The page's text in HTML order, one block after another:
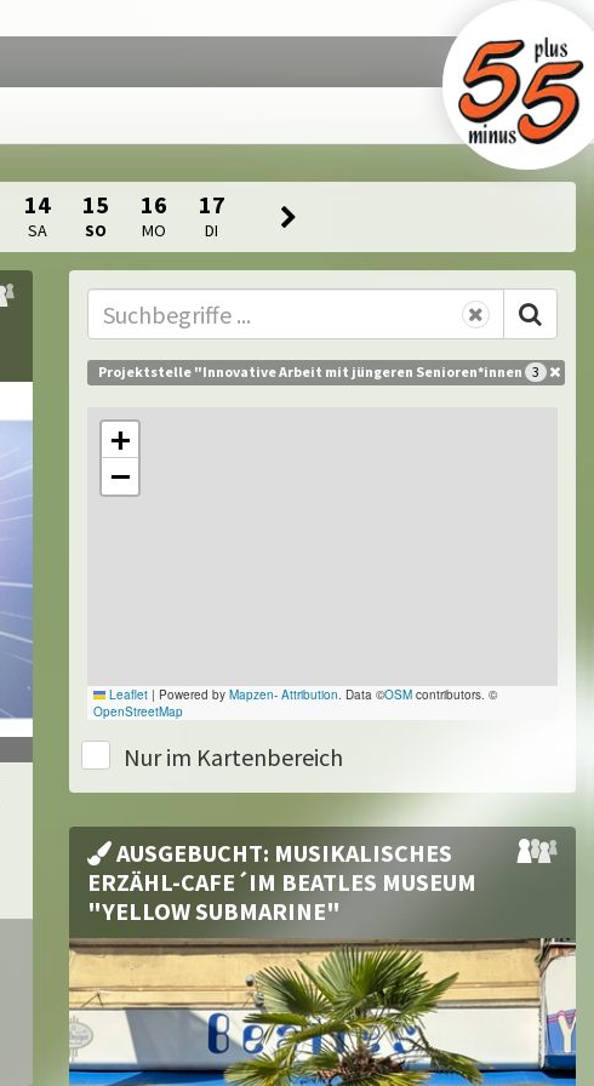
14
SA
15
SO
16
MO
17
DI
Projektstelle "Innovative Arbeit mit jüngeren Senioren*innen 3
+
−
Leaflet | Powered by Mapzen- Attribution. Data ©OSM contributors. ©
OpenStreetMap
Nur im Kartenbereich
AUSGEBUCHT: MUSIKALISCHES
ERZÄHL-CAFE´IM BEATLES MUSEUM
"YELLOW SUBMARINE"